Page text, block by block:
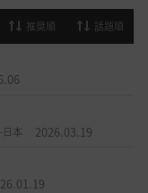
推奨順 話題順
本 2026.03.19